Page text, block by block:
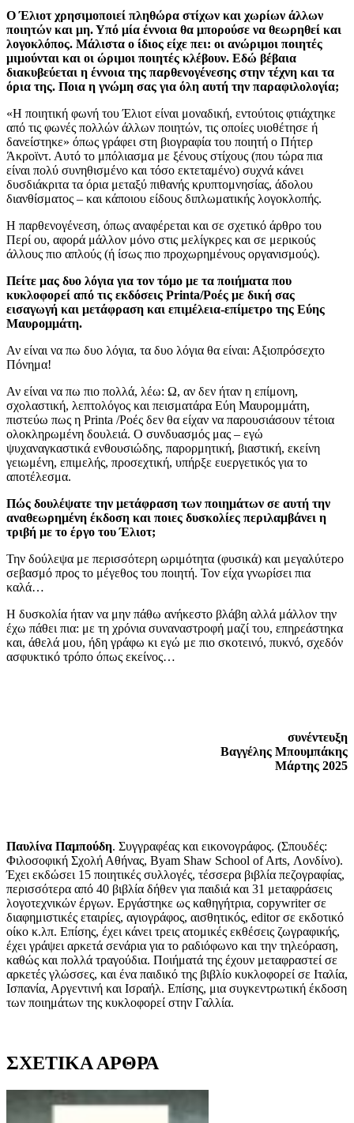
Ο Έλιοτ χρησιμοποιεί πληθώρα στίχων και χωρίων άλλων
ποιητών και μη. Υπό μία έννοια θα μπορούσε να θεωρηθεί και
λογοκλόπος. Μάλιστα ο ίδιος είχε πει: οι ανώριμοι ποιητές
μιμούνται και οι ώριμοι ποιητές κλέβουν. Εδώ βέβαια
διακυβεύεται η έννοια της παρθενογένεσης στην τέχνη και τα
όρια της. Ποια η γνώμη σας για όλη αυτή την παραφιλολογία;
«Η ποιητική φωνή του Έλιοτ είναι μοναδική, εντούτοις φτιάχτηκε
από τις φωνές πολλών άλλων ποιητών, τις οποίες υιοθέτησε ή
δανείστηκε» όπως γράφει στη βιογραφία του ποιητή ο Πήτερ
Άκροϊντ. Αυτό το μπόλιασμα με ξένους στίχους (που τώρα πια
είναι πολύ συνηθισμένο και τόσο εκτεταμένο) συχνά κάνει
δυσδιάκριτα τα όρια μεταξύ πιθανής κρυπτομνησίας, άδολου
διανθίσματος – και κάποιου είδους διπλωματικής λογοκλοπής.
Η παρθενογένεση, όπως αναφέρεται και σε σχετικό άρθρο του
Περί ου, αφορά μάλλον μόνο στις μελίγκρες και σε μερικούς
άλλους πιο απλούς (ή ίσως πιο προχωρημένους οργανισμούς).
Πείτε μας δυο λόγια για τον τόμο με τα ποιήματα που
κυκλοφορεί από τις εκδόσεις Printa/Ροές με δική σας
εισαγωγή και μετάφραση και επιμέλεια-επίμετρο της Εύης
Μαυρομμάτη.
Αν είναι να πω δυο λόγια, τα δυο λόγια θα είναι: Αξιοπρόσεχτο
Πόνημα!
Αν είναι να πω πιο πολλά, λέω: Ω, αν δεν ήταν η επίμονη,
σχολαστική, λεπτολόγος και πεισματάρα Εύη Μαυρομμάτη,
πιστεύω πως η Printa /Ροές δεν θα είχαν να παρουσιάσουν τέτοια
ολοκληρωμένη δουλειά. Ο συνδυασμός μας – εγώ
ψυχαναγκαστικά ενθουσιώδης, παρορμητική, βιαστική, εκείνη
γειωμένη, επιμελής, προσεχτική, υπήρξε ευεργετικός για το
αποτέλεσμα.
Πώς δουλέψατε την μετάφραση των ποιημάτων σε αυτή την
αναθεωρημένη έκδοση και ποιες δυσκολίες περιλαμβάνει η
τριβή με το έργο του Έλιοτ;
Την δούλεψα με περισσότερη ωριμότητα (φυσικά) και μεγαλύτερο
σεβασμό προς το μέγεθος του ποιητή. Τον είχα γνωρίσει πια
καλά…
Η δυσκολία ήταν να μην πάθω ανήκεστο βλάβη αλλά μάλλον την
έχω πάθει πια: με τη χρόνια συναναστροφή μαζί του, επηρεάστηκα
και, άθελά μου, ήδη γράφω κι εγώ με πιο σκοτεινό, πυκνό, σχεδόν
ασφυκτικό τρόπο όπως εκείνος…
συνέντευξη
Βαγγέλης Μπουμπάκης
Μάρτης 2025
Παυλίνα Παμπούδη. Συγγραφέας και εικονογράφος. (Σπουδές:
Φιλοσοφική Σχολή Αθήνας, Byam Shaw School of Arts, Λονδίνο).
Έχει εκδώσει 15 ποιητικές συλλογές, τέσσερα βιβλία πεζογραφίας,
περισσότερα από 40 βιβλία δήθεν για παιδιά και 31 μεταφράσεις
λογοτεχνικών έργων. Εργάστηκε ως καθηγήτρια, copywriter σε
διαφημιστικές εταιρίες, αγιογράφος, αισθητικός, editor σε εκδοτικό
οίκο κ.λπ. Επίσης, έχει κάνει τρεις ατομικές εκθέσεις ζωγραφικής,
έχει γράψει αρκετά σενάρια για το ραδιόφωνο και την τηλεόραση,
καθώς και πολλά τραγούδια. Ποιήματά της έχουν μεταφραστεί σε
αρκετές γλώσσες, και ένα παιδικό της βιβλίο κυκλοφορεί σε Ιταλία,
Ισπανία, Αργεντινή και Ισραήλ. Επίσης, μια συγκεντρωτική έκδοση
των ποιημάτων της κυκλοφορεί στην Γαλλία.
ΣΧΕΤΙΚΑ ΑΡΘΡΑ